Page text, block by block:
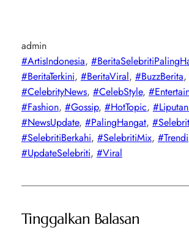
admin
#ArtisIndonesia,
#BeritaTerkini, #BeritaViral, #BuzzBerita
#CelebrityNews, #CelebStyle,
#Fashion, #Gossip, #HotTopic,
#NewsUpdate, #PalingHangat,
#SelebritiBerkahi, #SelebritiMix, #Trendi
#UpdateSelebriti, #Viral
Tinggalkan Balasan